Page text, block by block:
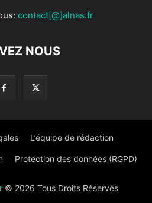
contact[@]alnas.fr
NOUS
L’équipe de rédaction
Protection des données (RGPD)
© 2026 Tous Droits Réservés